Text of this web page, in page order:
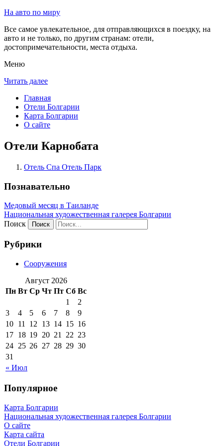
На авто по миру
Все самое увлекательное, для отправляющихся в поездку, на
авто и не только, по другим странам: отели,
достопримечательности, места отдыха.
Меню
Читать далее
Главная
Отели Болгарии
Карта Болгарии
О сайте
Отели Карнобата
Отель Спа Отель Парк
Познавательно
Медовый месяц в Таиланде
Национальная художественная галерея Болгарии
Поиск
Рубрики
Сооружения
Август 2026
Пн Вт Ср Чт Пт Сб Вс
« Июл
1
2
3
4 5 6 7 8
9
10 11 12 13 14 15 16
17 18 19 20 21 22 23
24 25 26 27 28 29 30
31
Популярное
Карта Болгарии
Национальная художественная галерея Болгарии
О сайте
Карта сайта
Отели Болгарии